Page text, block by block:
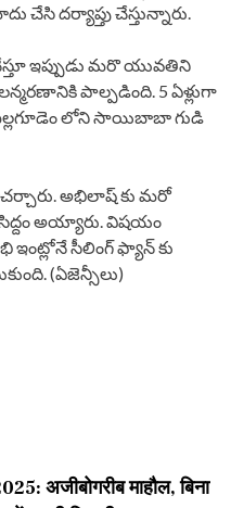
చేసి దర్యాప్తు చేస్తున్నారు.
ఇప్పుడు మరొ యువతిని
పాల్పడింది. 5 ఏళ్లుగా
లోని సాయిబాబా గుడి
అభిలాష్ కు మరో
అయ్యారు. విషయం
ఇంట్లోనే సీలింగ్ ఫ్యాన్ కు
(ఏజెన్సీలు)
अजीबोगरीब माहौल, बिना